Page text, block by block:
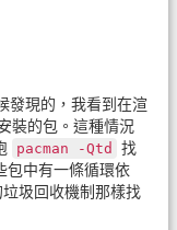
發現的，我看到在渲
裝的包。這種情況
pacman -Qtd
找
包中有一條循環依
圾回收機制那樣找